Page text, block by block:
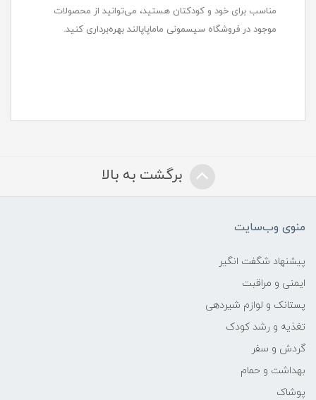
مناسب برای خود و کودکتان هستید، می‌توانید از محصولات
موجود در فروشگاه سیسمونی ماماپاپالند بهره‌برداری کنید.
برگشت به بالا
منوی وب‌سایت
پیشنهاد شگفت انگیر
ایمنی و مراقبت
پستانک و لوازم شیردهی
تغذیه و رشد کودک
گردش و سفر
بهداشت و حمام
پوشاک